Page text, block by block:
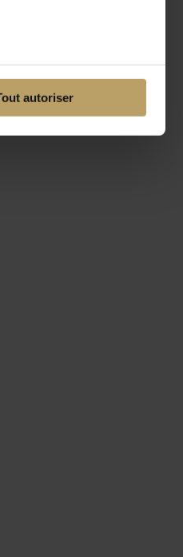
autoriser